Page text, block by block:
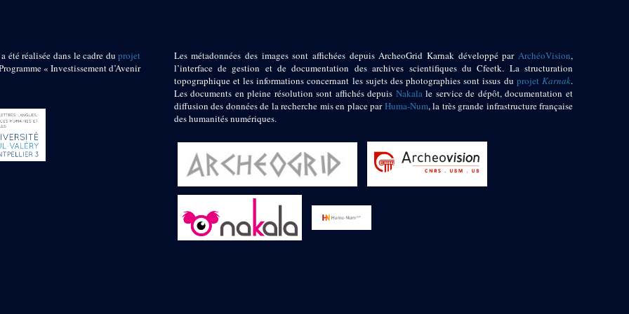
été réalisée dans le cadre duprojet
« Investissement d’Avenir
Les métadonnées des images sont affichées depuis ArcheoGrid Karnak développé par ArchéoVision,
l’interface de gestion et de documentation des archives scientifiques du Cfeetk. La structuration
topographique et les informations concernant les sujets des photographies sont issus du projetKarnak.
Les documents en pleine résolution sont affichés depuis Nakalale service de dépôt, documentation et
diffusion des données de la recherche mis en place parHuma-Num, la très grande infrastructure française
des humanités numériques.